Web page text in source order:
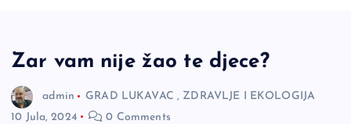
Zar vam nije žao te djece?
admin GRAD LUKAVAC , ZDRAVLJE I EKOLOGIJA
10 Jula, 2024
0 Comments